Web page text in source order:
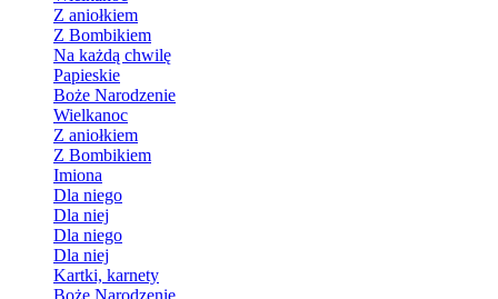
Z aniołkiem
Z Bombikiem
Na każdą chwilę
Papieskie
Boże Narodzenie
Wielkanoc
Z aniołkiem
Z Bombikiem
Imiona
Dla niego
Dla niej
Dla niego
Dla niej
Kartki, karnety
Boże Narodzenie